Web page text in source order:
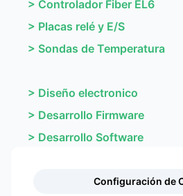
Configuración de
> Controlador Fiber EL6
> Placas relé y E/S
> Sondas de Temperatura
> Diseño electronico
> Desarrollo Firmware
> Desarrollo Software
Producción electrónica